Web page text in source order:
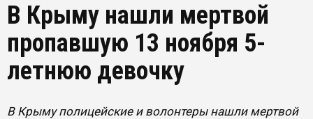
В Крыму нашли мертвой
пропавшую 13 ноября 5-
летнюю девочку
В Крыму полицейские и волонтеры нашли мертвой